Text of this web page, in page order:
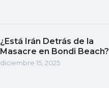
¿Está Irán Detrás de la
Masacre en Bondi Beach?
diciembre 15, 2025